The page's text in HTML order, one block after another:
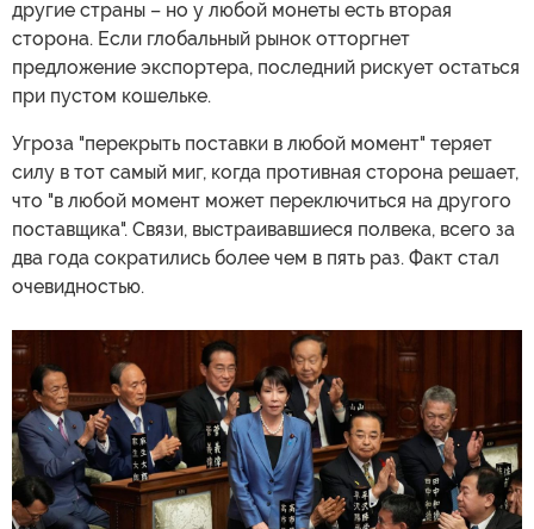
другие страны – но у любой монеты есть вторая
сторона. Если глобальный рынок отторгнет
предложение экспортера, последний рискует остаться
при пустом кошельке.
Угроза "перекрыть поставки в любой момент" теряет
силу в тот самый миг, когда противная сторона решает,
что "в любой момент может переключиться на другого
поставщика". Связи, выстраивавшиеся полвека, всего за
два года сократились более чем в пять раз. Факт стал
очевидностью.